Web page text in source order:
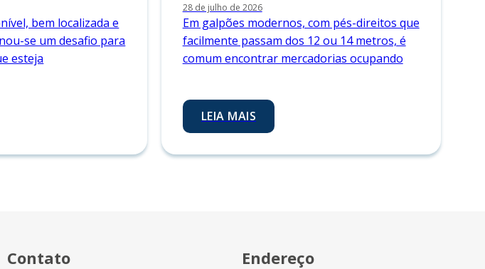
bem localizada e
se um desafio para
esteja
28 de julho de 2026
Em galpões modernos, com pés-direitos que
facilmente passam dos 12 ou 14 metros, é
comum encontrar mercadorias ocupando
LEIA MAIS
Contato Endereço